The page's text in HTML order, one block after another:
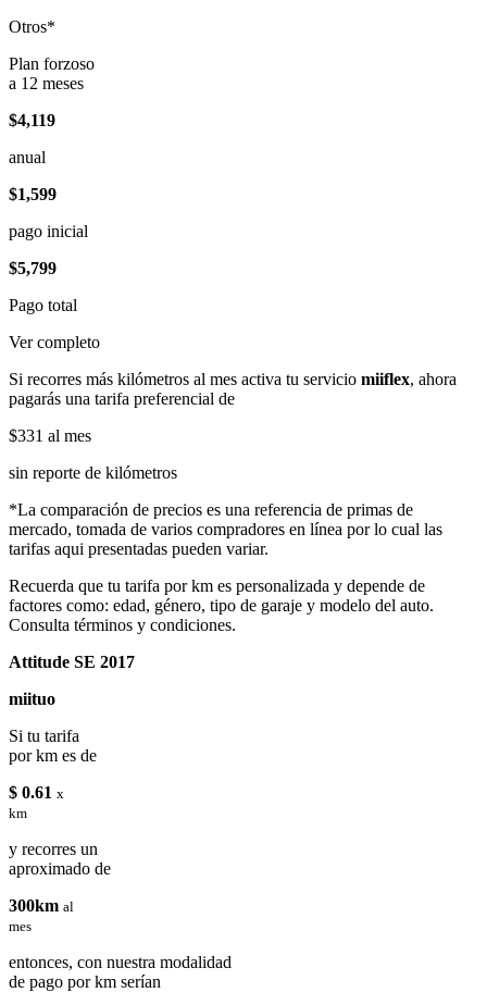
Otros*
Plan forzoso
a 12 meses
$4,119
anual
$1,599
pago inicial
$5,799
Pago total
Ver completo
Si recorres más kilómetros al mes activa tu servicio miiflex, ahora
pagarás una tarifa preferencial de
$331 al mes
sin reporte de kilómetros
*La comparación de precios es una referencia de primas de
mercado, tomada de varios compradores en línea por lo cual las
tarifas aqui presentadas pueden variar.
Recuerda que tu tarifa por km es personalizada y depende de
factores como: edad, género, tipo de garaje y modelo del auto.
Consulta términos y condiciones.
Attitude SE 2017
miituo
Si tu tarifa
por km es de
$ 0.61 x
km
y recorres un
aproximado de
300km al
mes
entonces, con nuestra modalidad
de pago por km serían